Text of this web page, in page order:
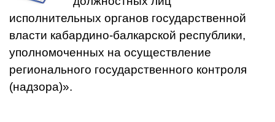
исполнительных органов государственной
власти кабардино-балкарской республики,
уполномоченных на осуществление
регионального государственного контроля
(надзора)».